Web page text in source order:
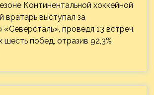
Континентальной хоккейной
вратарь выступал за
проведя 13 встреч,
побед, отразив 92,3%